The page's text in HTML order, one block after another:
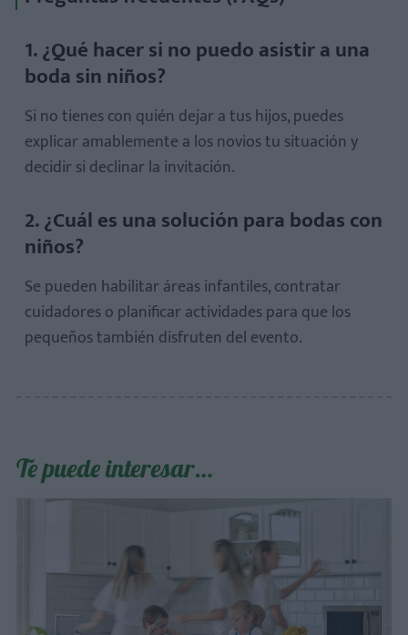
1. ¿Qué hacer si no puedo asistir a una
boda sin niños?
Si no tienes con quién dejar a tus hijos, puedes
explicar amablemente a los novios tu situación y
decidir si declinar la invitación.
2. ¿Cuál es una solución para bodas con
niños?
Se pueden habilitar áreas infantiles, contratar
cuidadores o planificar actividades para que los
pequeños también disfruten del evento.
Te puede interesar…